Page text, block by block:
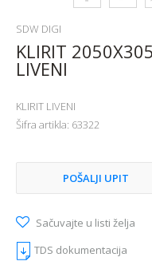
SDW DIGI
KLIRIT
LIVENI
KLIRIT LIVENI
Šifra artikla: 63322
POŠALJI UPIT
Sačuvajte u listi želja
TDS dokumentacija